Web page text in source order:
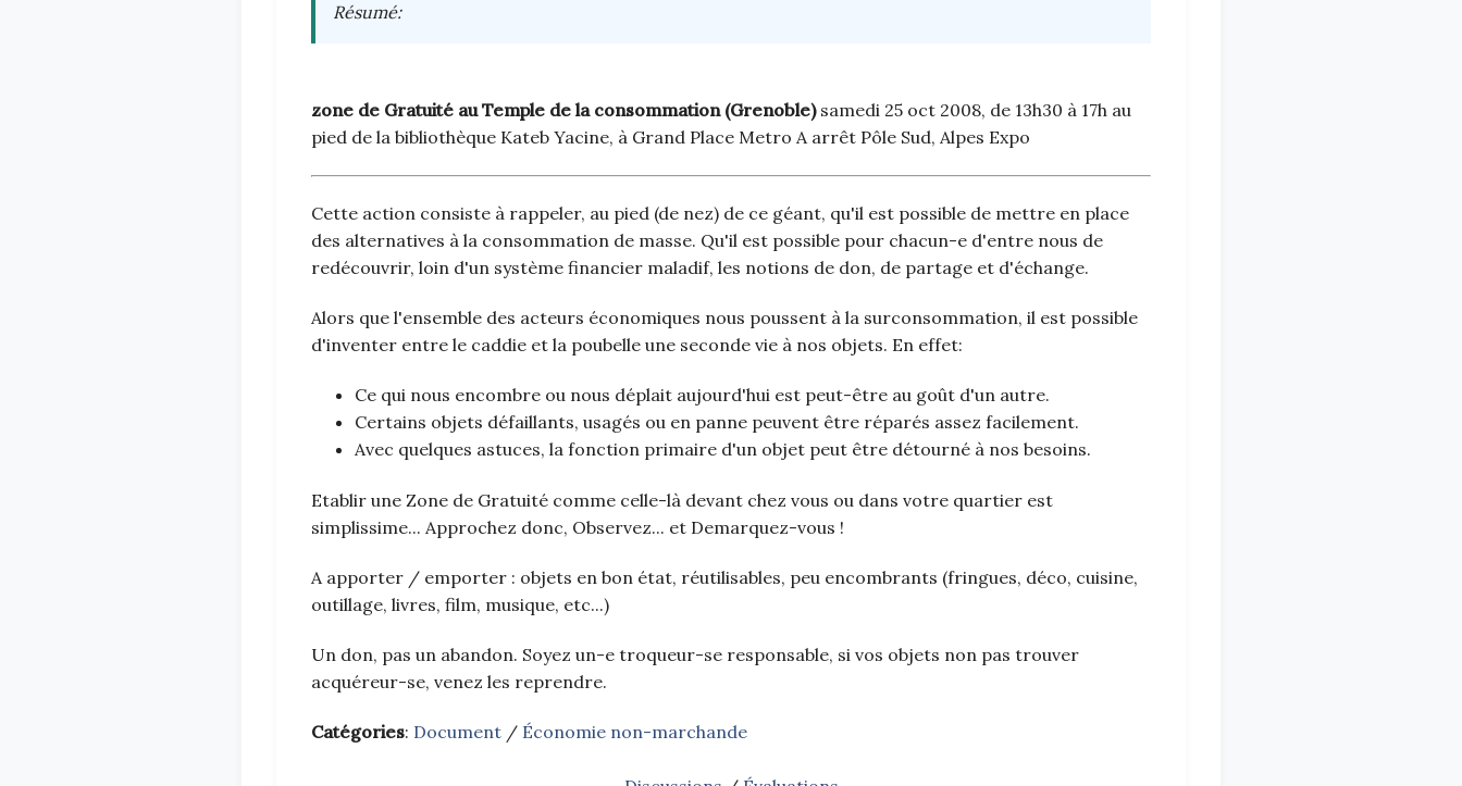
Résumé:
zone de Gratuité au Temple de la consommation (Grenoble)samedi 25 oct 2008, de 13h30 à 17h au
pied de la bibliothèque Kateb Yacine, à Grand Place Metro A arrêt Pôle Sud, Alpes Expo
Cette action consiste à rappeler, au pied (de nez) de ce géant, qu'il est possible de mettre en place
des alternatives à la consommation de masse. Qu'il est possible pour chacun-e d'entre nous de
redécouvrir, loin d'un système financier maladif, les notions de don, de partage et d'échange.
Alors que l'ensemble des acteurs économiques nous poussent à la surconsommation, il est possible
d'inventer entre le caddie et la poubelle une seconde vie à nos objets. En effet:
Ce qui nous encombre ou nous déplait aujourd'hui est peut-être au goût d'un autre.
Certains objets défaillants, usagés ou en panne peuvent être réparés assez facilement.
Avec quelques astuces, la fonction primaire d'un objet peut être détourné à nos besoins.
Etablir une Zone de Gratuité comme celle-là devant chez vous ou dans votre quartier est
simplissime... Approchez donc, Observez... et Demarquez-vous !
A apporter / emporter : objets en bon état, réutilisables, peu encombrants (fringues, déco, cuisine,
outillage, livres, film, musique, etc...)
Un don, pas un abandon. Soyez un-e troqueur-se responsable, si vos objets non pas trouver
acquéreur-se, venez les reprendre.
Catégories: Document / Économie non-marchande